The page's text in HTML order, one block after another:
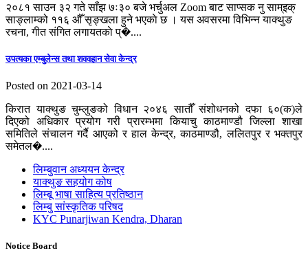
२०८१ साउन ३२ गते साँझ ७ः३० बजे भर्चुअल Zoom बाट साप्सक नु साम्इक्
साङ्लाम्को ११६ औँ सृङ्खला हुने भएकाे छ । यस अवसरमा विभिन्न याक्थुङ
रचना, गीत संगित लगायतकाे प्�....
उपत्यका एम्बुलेन्स तथा शववहान सेवा केन्द्र
Posted on 2021-03-14
किरात याक्थुङ चुम्लुङको विधान २०४६ सातौँ संशोधनको दफा ६०(क)ले
दिएको अधिकार प्रयोग गरी प्रारम्भमा कियाचु काठमाण्डौ जिल्ला शाखा
समितिले संचालन गर्दै आएको र हाल केन्द्र, काठमाण्डौ, ललितपुर र भक्तपुर
समेतल�....
लिम्बुवान अध्ययन केन्द्र
याक्थुङ सहयोग कोष
लिम्बू भाषा साहित्य प्रतिष्ठान
लिम्बु सांस्कृतिक परिषद
KYC Punarjiwan Kendra, Dharan
Notice Board